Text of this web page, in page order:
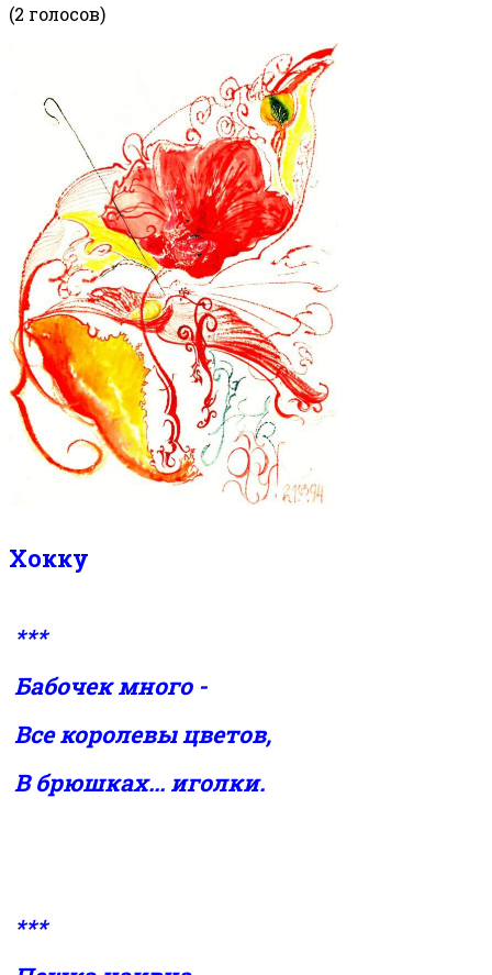
(2 голосов)
Хокку
***
Бабочек много -
Все королевы цветов,
В брюшках... иголки.
***